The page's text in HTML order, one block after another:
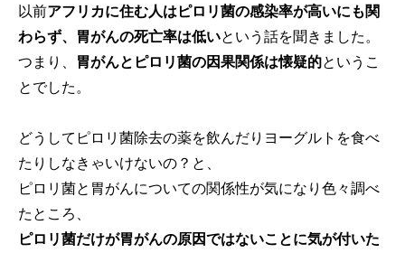
以前アフリカに住む人はピロリ菌の感染率が高いにも関
わらず、胃がんの死亡率は低いという話を聞きました。
つまり、 胃がんとピロリ菌の因果関係は懐疑的というこ
とでした。
どうしてピロリ菌除去の薬を飲んだりヨーグルトを食べ
たりしなきゃいけないの？と、
ピロリ菌と胃がんについての関係性が気になり色々調べ
たところ、
ピロリ菌だけが胃がんの原因ではないことに気が付いた